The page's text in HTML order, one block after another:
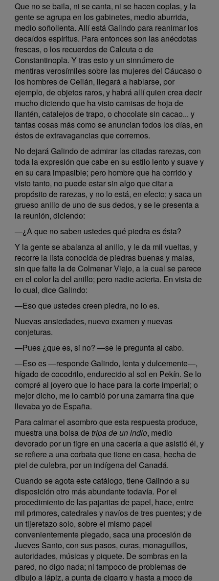
Que no se baila, ni se canta, ni se hacen coplas, y la
gente se agrupa en los gabinetes, medio aburrida,
medio soñolienta. Allí está Galindo para reanimar los
decaídos espíritus. Para entonces son las anécdotas
frescas, o los recuerdos de Calcuta o de
Constantinopla. Y tras esto y un sinnúmero de
mentiras verosímiles sobre las mujeres del Cáucaso o
los hombres de Ceilán, llegará a hablarse, por
ejemplo, de objetos raros, y habrá allí quien crea decir
mucho diciendo que ha visto camisas de hoja de
llantén, catalejos de trapo, o chocolate sin cacao... y
tantas cosas más como se anuncian todos los días, en
éstos de extravagancias que corremos.
No dejará Galindo de admirar las citadas rarezas, con
toda la expresión que cabe en su estilo lento y suave y
en su cara impasible; pero hombre que ha corrido y
visto tanto, no puede estar sin algo que citar a
propósito de rarezas, y no lo está, en efecto; y saca un
grueso anillo de uno de sus dedos, y se le presenta a
la reunión, diciendo:
—¿A que no saben ustedes qué piedra es ésta?
Y la gente se abalanza al anillo, y le da mil vueltas, y
recorre la lista conocida de piedras buenas y malas,
sin que falte la de Colmenar Viejo, a la cual se parece
en el color la del anillo; pero nadie acierta. En vista de
lo cual, dice Galindo:
—Eso que ustedes creen piedra, no lo es.
Nuevas ansiedades, nuevo examen y nuevas
conjeturas.
—Pues ¿que es, si no? —se le pregunta al cabo.
—Eso es —responde Galindo, lenta y dulcemente—,
hígado de cocodrilo, endurecido al sol en Pekín. Se lo
compré al joyero que lo hace para la corte imperial; o
mejor dicho, me lo cambió por una zamarra fina que
llevaba yo de España.
Para calmar el asombro que esta respuesta produce,
muestra una bolsa de tripa de un indio, medio
devorado por un tigre en una cacería a que asistió él, y
se refiere a una corbata que tiene en casa, hecha de
piel de culebra, por un indígena del Canadá.
Cuando se agota este catálogo, tiene Galindo a su
disposición otro más abundante todavía. Por el
procedimiento de las pajaritas de papel, hace, entre
mil primores, catedrales y navíos de tres puentes; y de
un tijeretazo solo, sobre el mismo papel
convenientemente plegado, saca una procesión de
Jueves Santo, con sus pasos, curas, monaguillos,
autoridades, músicas y piquete. De sombras en la
pared, no digo nada; ni tampoco de problemas de
dibujo a lápiz, a punta de cigarro y hasta a moco de